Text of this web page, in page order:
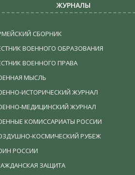
ЖУРНАЛЫ
СБОРНИК
ВОЕННОГО ОБРАЗОВАНИЯ
ВОЕННОГО ПРАВА
МЫСЛЬ
ИСТОРИЧЕСКИЙ ЖУРНАЛ
МЕДИЦИНСКИЙ ЖУРНАЛ
КОМИССАРИАТЫ РОССИИ
КОСМИЧЕСКИЙ РУБЕЖ
РОССИИ
ЗАЩИТА